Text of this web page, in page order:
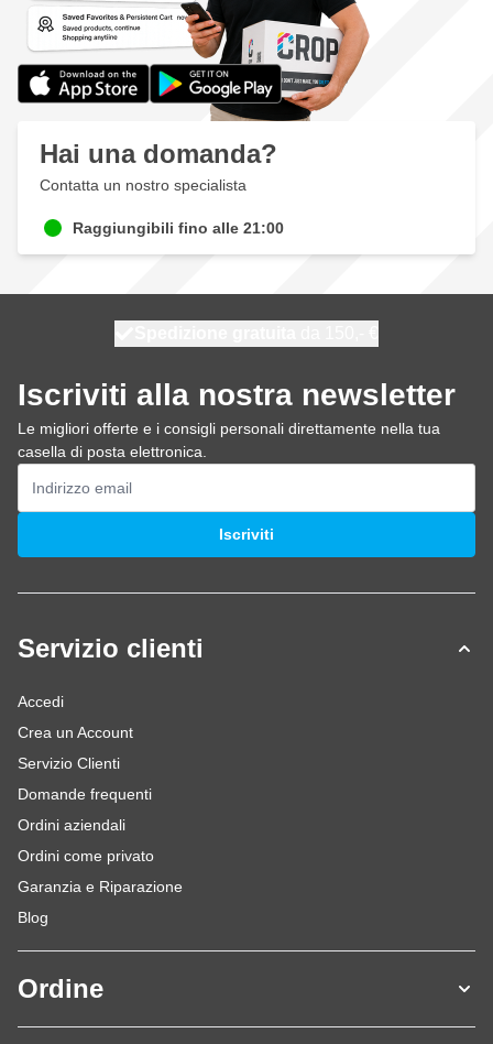
Hai una domanda?
Contatta un nostro specialista
Raggiungibili fino alle 21:00
Iscriviti alla nostra newsletter
Le migliori offerte e i consigli personali direttamente nella tua
casella di posta elettronica.
Indirizzo email
Iscriviti
Servizio clienti
Accedi
Crea un Account
Servizio Clienti
Domande frequenti
Ordini aziendali
Ordini come privato
Garanzia e Riparazione
Blog
Ordine